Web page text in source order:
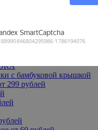
доставкой
с бамбуковой крышкой
299 рублей